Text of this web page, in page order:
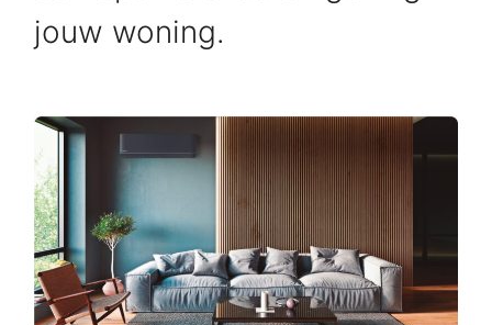
jouw woning.